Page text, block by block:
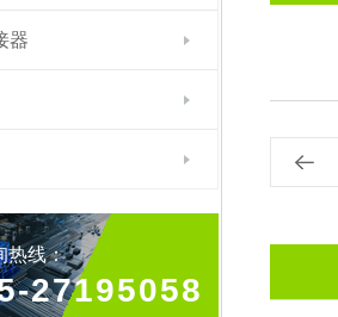
器
热线：
27195058